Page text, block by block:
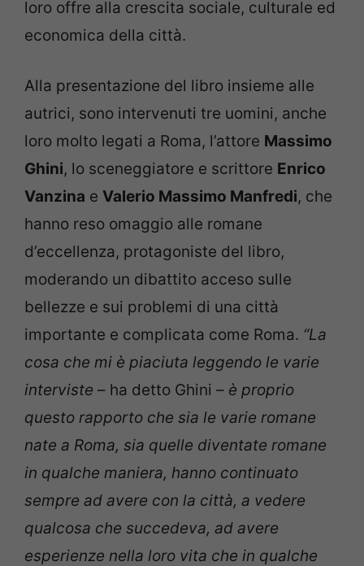
loro offre alla crescita sociale, culturale ed
economica della città.
Alla presentazione del libro insieme alle
autrici, sono intervenuti tre uomini, anche
loro molto legati a Roma, l’attore Massimo
Ghini, lo sceneggiatore e scrittore Enrico
Vanzina e Valerio Massimo Manfredi, che
hanno reso omaggio alle romane
d’eccellenza, protagoniste del libro,
moderando un dibattito acceso sulle
bellezze e sui problemi di una città
importante e complicata come Roma. “La
cosa che mi è piaciuta leggendo le varie
interviste – ha detto Ghini – è proprio
questo rapporto che sia le varie romane
nate a Roma, sia quelle diventate romane
in qualche maniera, hanno continuato
sempre ad avere con la città, a vedere
qualcosa che succedeva, ad avere
esperienze nella loro vita che in qualche